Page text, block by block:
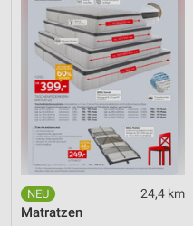
24,4 km
Matratzen